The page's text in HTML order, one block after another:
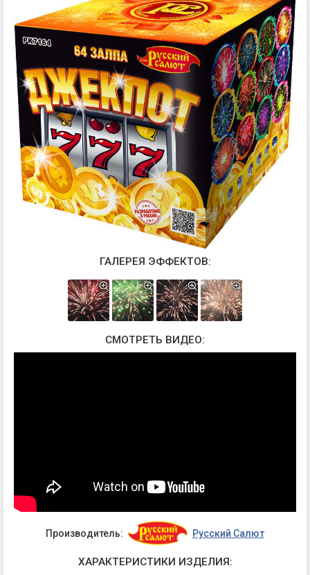
ГАЛЕРЕЯ ЭФФЕКТОВ:
СМОТРЕТЬ ВИДЕО:
Производитель: Русский Салют
ХАРАКТЕРИСТИКИ ИЗДЕЛИЯ: